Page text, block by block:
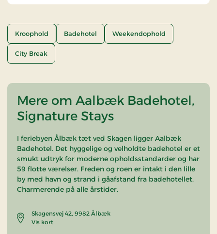
Kroophold Badehotel Weekendophold
City Break
Mere om Aalbæk Badehotel,
Signature Stays
I feriebyen Ålbæk tæt ved Skagen ligger Aalbæk
Badehotel. Det hyggelige og velholdte badehotel er et
smukt udtryk for moderne opholdsstandarder og har
59 flotte værelser. Freden og roen er intakt i den lille
by med havn og strand i gåafstand fra badehotellet.
Charmerende på alle årstider.
Skagensvej 42, 9982 Ålbæk
Vis kort